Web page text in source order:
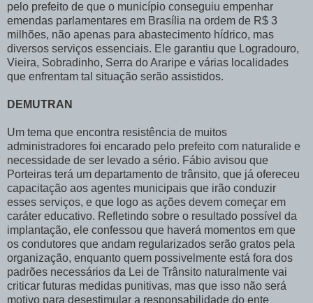
pelo prefeito de que o município conseguiu empenhar
emendas parlamentares em Brasília na ordem de R$ 3
milhões, não apenas para abastecimento hídrico, mas
diversos serviços essenciais. Ele garantiu que Logradouro,
Vieira, Sobradinho, Serra do Araripe e várias localidades
que enfrentam tal situação serão assistidos.
DEMUTRAN
Um tema que encontra resistência de muitos
administradores foi encarado pelo prefeito com naturalide e
necessidade de ser levado a sério. Fábio avisou que
Porteiras terá um departamento de trânsito, que já ofereceu
capacitação aos agentes municipais que irão conduzir
esses serviços, e que logo as ações devem começar em
caráter educativo. Refletindo sobre o resultado possível da
implantação, ele confessou que haverá momentos em que
os condutores que andam regularizados serão gratos pela
organização, enquanto quem possivelmente está fora dos
padrões necessários da Lei de Trânsito naturalmente vai
criticar futuras medidas punitivas, mas que isso não será
motivo para desestimular a responsabilidade do ente